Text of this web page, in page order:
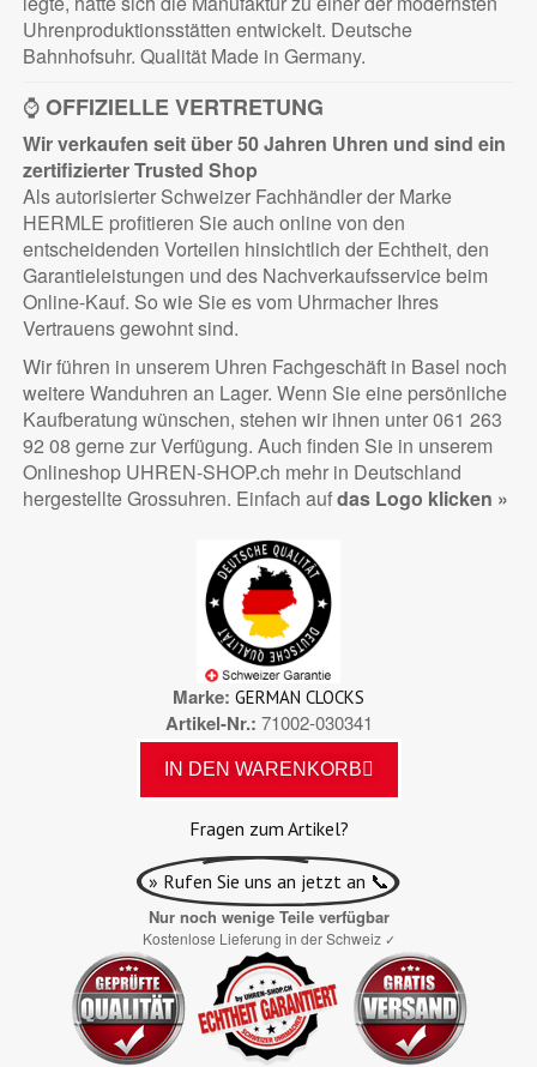
Uhrenproduktionsstätten entwickelt. Deutsche
Bahnhofsuhr. Qualität Made in Germany.
⌚OFFIZIELLE VERTRETUNG
Wir verkaufen seit über 50 Jahren Uhren und sind ein
zertifizierterTrusted Shop
Als autorisierter Schweizer Fachhändler der Marke
HERMLE profitieren Sie auch online von den
entscheidenden Vorteilen hinsichtlich der Echtheit, den
Garantieleistungen und des Nachverkaufsservice beim
Online-Kauf. So wie Sie es vom Uhrmacher Ihres
Vertrauens gewohnt sind.
Wir führen in unserem Uhren Fachgeschäft in Basel noch
weitere Wanduhren an Lager. Wenn Sie eine persönliche
Kaufberatung wünschen, stehen wir ihnen unter 061 263
92 08 gerne zur Verfügung. Auch finden Sie in unserem
Onlineshop UHREN-SHOP.ch mehr in Deutschland
hergestellte Grossuhren. Einfach aufdas Logo klicken »
Marke GERMAN CLOCKS
Artikel-Nr. 71002-030341
IN DEN WARENKORB
Fragen zum Artikel?
» Rufen Sie uns an jetzt an 📞
Nur noch wenige Teile verfügbar
Kostenlose Lieferung in der Schweiz ✓